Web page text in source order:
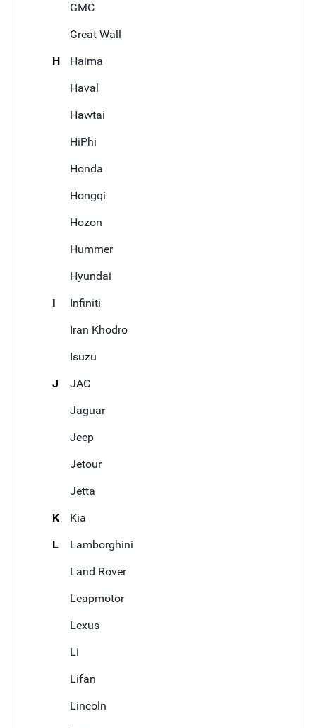
GMC
Great Wall
H
Haima
Haval
Hawtai
HiPhi
Honda
Hongqi
Hozon
Hummer
Hyundai
I
Infiniti
Iran Khodro
Isuzu
J
JAC
Jaguar
Jeep
Jetour
Jetta
K
Kia
L
Lamborghini
Land Rover
Leapmotor
Lexus
Li
Lifan
Lincoln